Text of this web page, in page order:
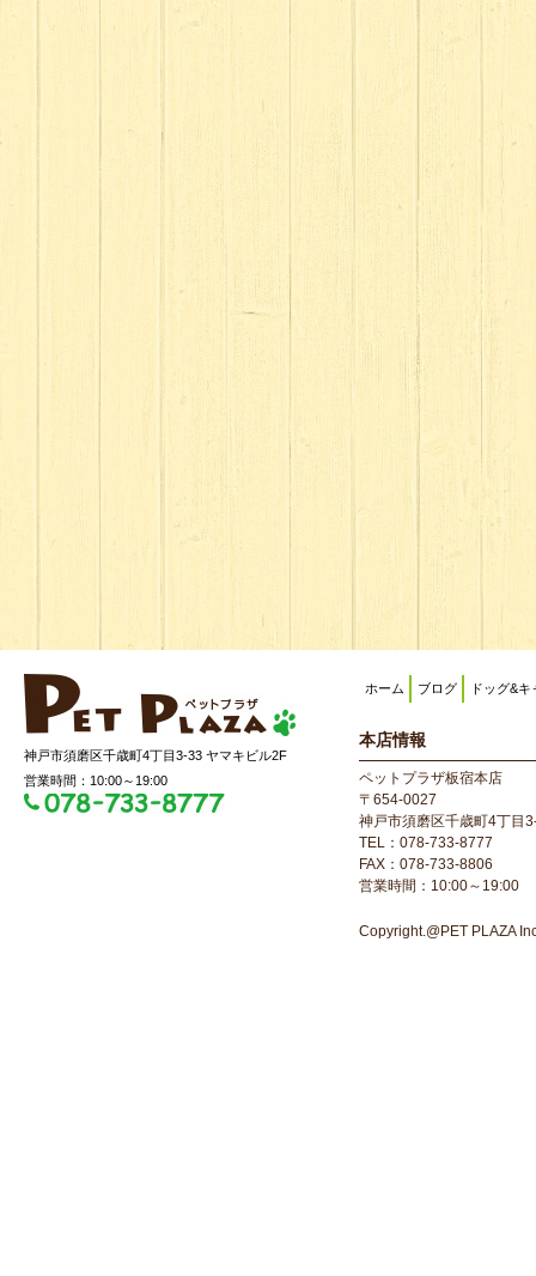
神戸市須磨区千歳町4丁目3-33 ヤマキビル2F
営業時間：10:00～19:00
ホーム ブログ ドッグ&キ
本店情報
ペットプラザ板宿本店
〒654-0027
神戸市須磨区千歳町4丁目
TEL：078-733-8777
FAX：078-733-8806
営業時間：10:00～19:00
Copyright.@PET PLAZA